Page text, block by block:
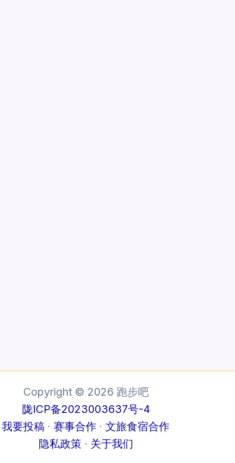
Copyright © 2026 跑步吧
陇ICP备2023003637号-4
我要投稿 · 赛事合作 · 文旅食宿合作
隐私政策· 关于我们